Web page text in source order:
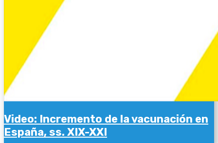
Video: Incremento de la vacunación en
España, ss. XIX-XXI